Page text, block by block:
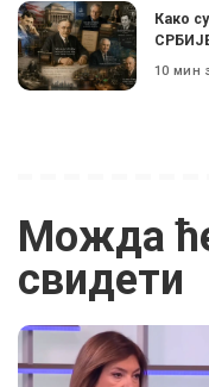
Како
10 мин
Можда
свидети